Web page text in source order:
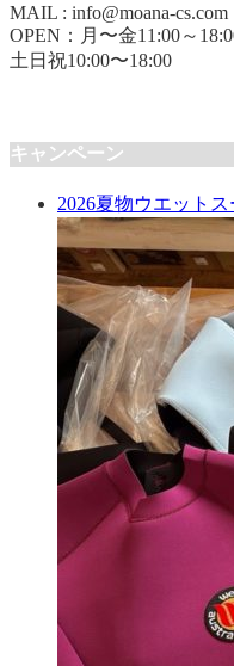
MAIL : info@moana-cs.com
OPEN：月〜金11:00～
土日祝10:00〜18:00
キャンペーン
2026夏物ウエット